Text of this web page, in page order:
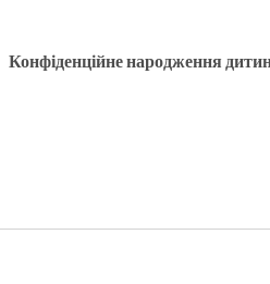
Конфіденційне народження